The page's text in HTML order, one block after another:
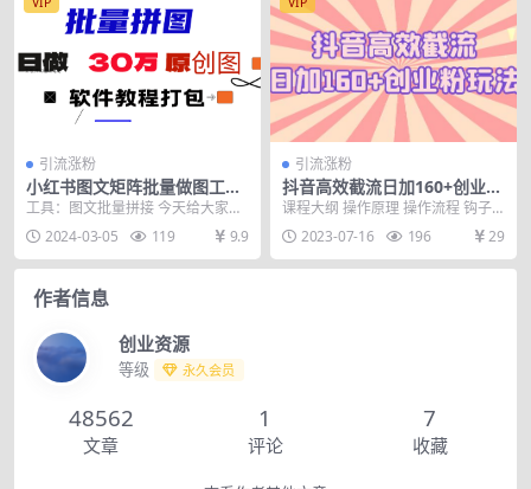
引流涨粉
小红书图文矩阵批量做图工具!
日做几十万张原创图,矩阵帮手
工具：图文批量拼接 今天给大家分
享一款自制图文批量拼接软件 市面
上有卖拼图软件,...
2024-03-05 119 9.9
引流涨粉
抖音高效截流日加160+创业粉
玩法：详细操作实战演示！
课程大纲 操作原理 操作流程 钩子
怎么留
2023-07-16 196 29
作者信息
创业资源
等级 永久会员
48562
文章
1
评论
7
收藏